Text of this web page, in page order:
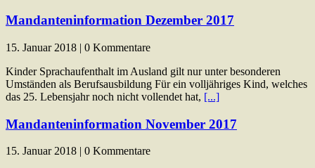
Mandanteninformation Dezember 2017
15. Januar 2018 | 0 Kommentare
Kinder Sprachaufenthalt im Ausland gilt nur unter besonderen
Umständen als Berufsausbildung Für ein volljähriges Kind, welches
das 25. Lebensjahr noch nicht vollendet hat, [...]
Mandanteninformation November 2017
15. Januar 2018 | 0 Kommentare